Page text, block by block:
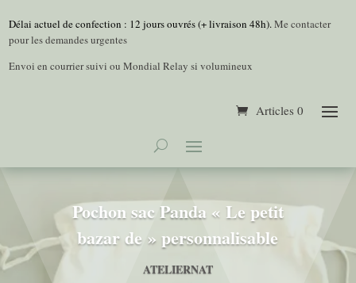
Délai actuel de confection : 12 jours ouvrés (+ livraison 48h).Me contacter
pour les demandes urgentes
Envoi en courrier suivi ou Mondial Relay si volumineux
Articles 0
Pochon sac Panda « Le petit
bazar de » personnalisable
ATELIERNAT